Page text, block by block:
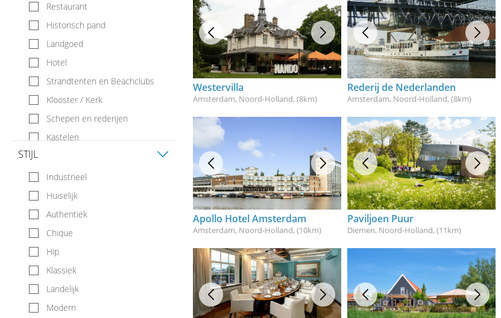
Restaurant
Historisch pand
Landgoed
Hotel
Strandtenten en Beachclubs
Klooster / Kerk
Schepen en rederijen
Kastelen
Bijzonder
Pakhuis / Herenhuis
Theehuis
Paviljoen
Buitenlocatie
Boardroom
Studio / Loft
Huiskamer
STIJL
Industrieel
Huiselijk
Authentiek
Chique
Hip
Klassiek
Landelijk
Modern
Westervilla
Amsterdam, Noord-Holland, (8km)
Rederij de Nederlanden
Amsterdam, Noord-Holland, (8km)
Apollo Hotel Amsterdam
Amsterdam, Noord-Holland, (10km)
Paviljoen Puur
Diemen, Noord-Holland, (11km)